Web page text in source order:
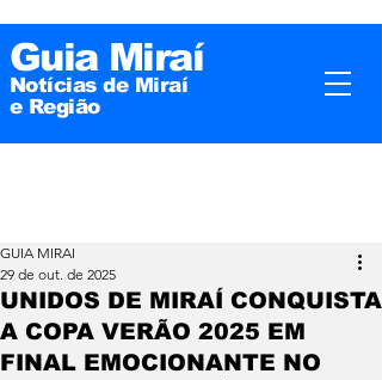
Guia Miraí
Notícias de Miraí
e Região
UNIDOS DE MIRAÍ CONQUISTA
A COPA VERÃO 2025 EM
FINAL EMOCIONANTE NO
GUIA MIRAI
29 de out. de 2025